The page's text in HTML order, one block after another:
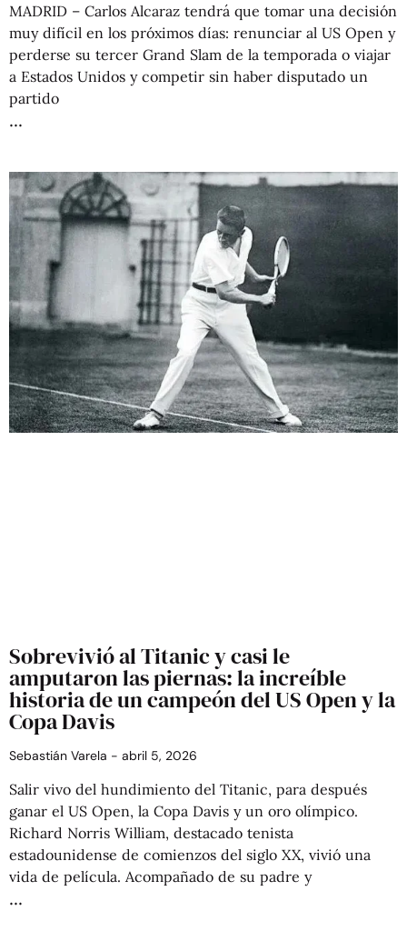
MADRID – Carlos Alcaraz tendrá que tomar una decisión
muy difícil en los próximos días: renunciar al US Open y
perderse su tercer Grand Slam de la temporada o viajar
a Estados Unidos y competir sin haber disputado un
partido
Sobrevivió al Titanic y casi le
amputaron las piernas: la increíble
historia de un campeón del US Open y la
Copa Davis
Sebastián Varela abril 5, 2026
Salir vivo del hundimiento del Titanic, para después
ganar el US Open, la Copa Davis y un oro olímpico.
Richard Norris William, destacado tenista
estadounidense de comienzos del siglo XX, vivió una
vida de película. Acompañado de su padre y